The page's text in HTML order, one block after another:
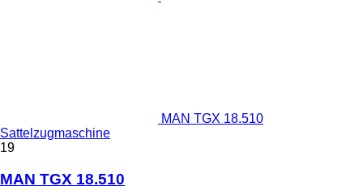
MAN TGX 18.510
Sattelzugmaschine
19
MAN TGX 18.510